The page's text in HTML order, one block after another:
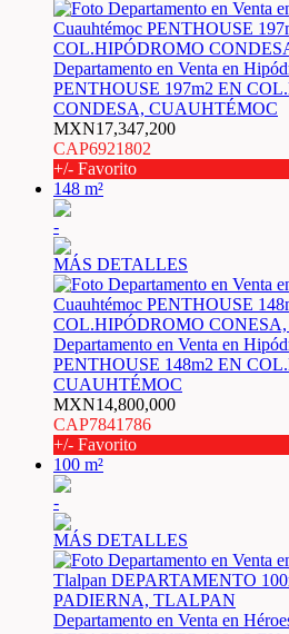
Departamento en Venta en
PENTHOUSE 197m2 EN
CONDESA, CUAUHTÉMOC
MXN17,347,200
CAP6921802
+/- Favorito
148 m²
-
MÁS DETALLES
Departamento en Venta en
PENTHOUSE 148m2 EN
CUAUHTÉMOC
MXN14,800,000
CAP7841786
+/- Favorito
100 m²
-
MÁS DETALLES
Departamento en Venta en